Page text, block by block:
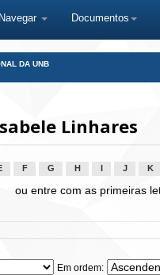
Navegar Documentos
DA UNB
Linhares
F G H J K
ou entre com as primeiras
Em ordem: